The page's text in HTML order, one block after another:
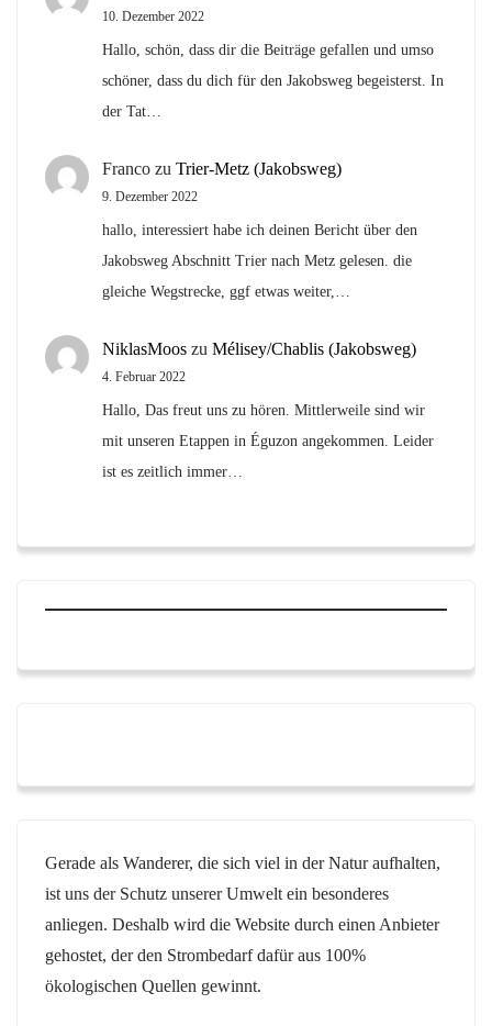
10. Dezember 2022
Hallo, schön, dass dir die Beiträge gefallen und umso
schöner, dass du dich für den Jakobsweg begeisterst. In
der Tat…
Franco zu Trier-Metz (Jakobsweg)
9. Dezember 2022
hallo, interessiert habe ich deinen Bericht über den
Jakobsweg Abschnitt Trier nach Metz gelesen. die
gleiche Wegstrecke, ggf etwas weiter,…
NiklasMoos zu Mélisey/Chablis (Jakobsweg)
4. Februar 2022
Hallo, Das freut uns zu hören. Mittlerweile sind wir
mit unseren Etappen in Éguzon angekommen. Leider
ist es zeitlich immer…
Gerade als Wanderer, die sich viel in der Natur aufhalten,
ist uns der Schutz unserer Umwelt ein besonderes
anliegen. Deshalb wird die Website durch einen Anbieter
gehostet, der den Strombedarf dafür aus 100%
ökologischen Quellen gewinnt.